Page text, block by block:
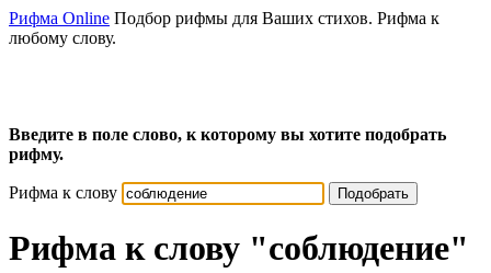
Рифма Online Подбор рифмы для Ваших стихов. Рифма к
любому слову.
Введите в поле слово, к которому вы хотите подобрать
рифму.
Рифма к слову Подобрать
Рифма к слову "соблюдение"